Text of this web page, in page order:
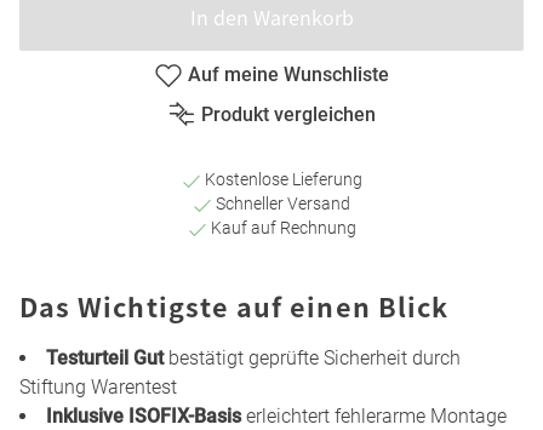
In den Warenkorb
Auf meine Wunschliste
Produkt vergleichen
Kostenlose Lieferung
Schneller Versand
Kauf auf Rechnung
Das Wichtigste auf einen Blick
Testurteil Gutbestätigt geprüfte Sicherheit durch
Stiftung Warentest
Inklusive ISOFIX-Basiserleichtert fehlerarme Montage